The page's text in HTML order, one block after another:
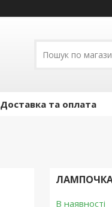
Доставка та оплата
ЛАМПОЧКА
В наявності